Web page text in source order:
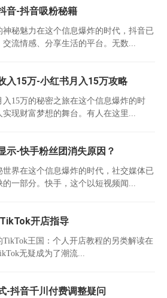
音-抖音吸粉秘籍
秘魅力在这个信息爆炸的时代，抖音已
流情感、分享生活的平台。无数...
入15万-小红书月入15万攻略
15万的秘密之旅在这个信息爆炸的时
现财富梦想的舞台。有人在这里...
示-快手粉丝团消失原因？
界在这个信息爆炸的时代，社交媒体已
一部分。快手，这个以短视频闻...
开店指导
王国：个人开店教程的另类解读在
无疑成为了潮流...
-抖音千川付费调整疑问